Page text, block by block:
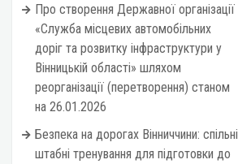
Про створення Державної організації
«Служба місцевих автомобільних
доріг та розвитку інфраструктури у
Вінницькій області» шляхом
реорганізації (перетворення) станом
на 26.01.2026
Безпека на дорогах Вінниччини: спільні
штабні тренування для підготовки до